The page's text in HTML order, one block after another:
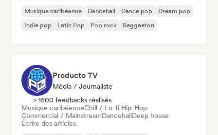
Musique caribéenne Dancehall Dance pop
Dream pop
Indie pop
Latin Pop Pop rock Reggaeton
Producto TV
Média / Journaliste
> 1500 feedbacks réalisés
Musique caribéenneChill / Lo-fi Hip-Hop
Commercial / MainstreamDancehallDeep house
Écrire des articles